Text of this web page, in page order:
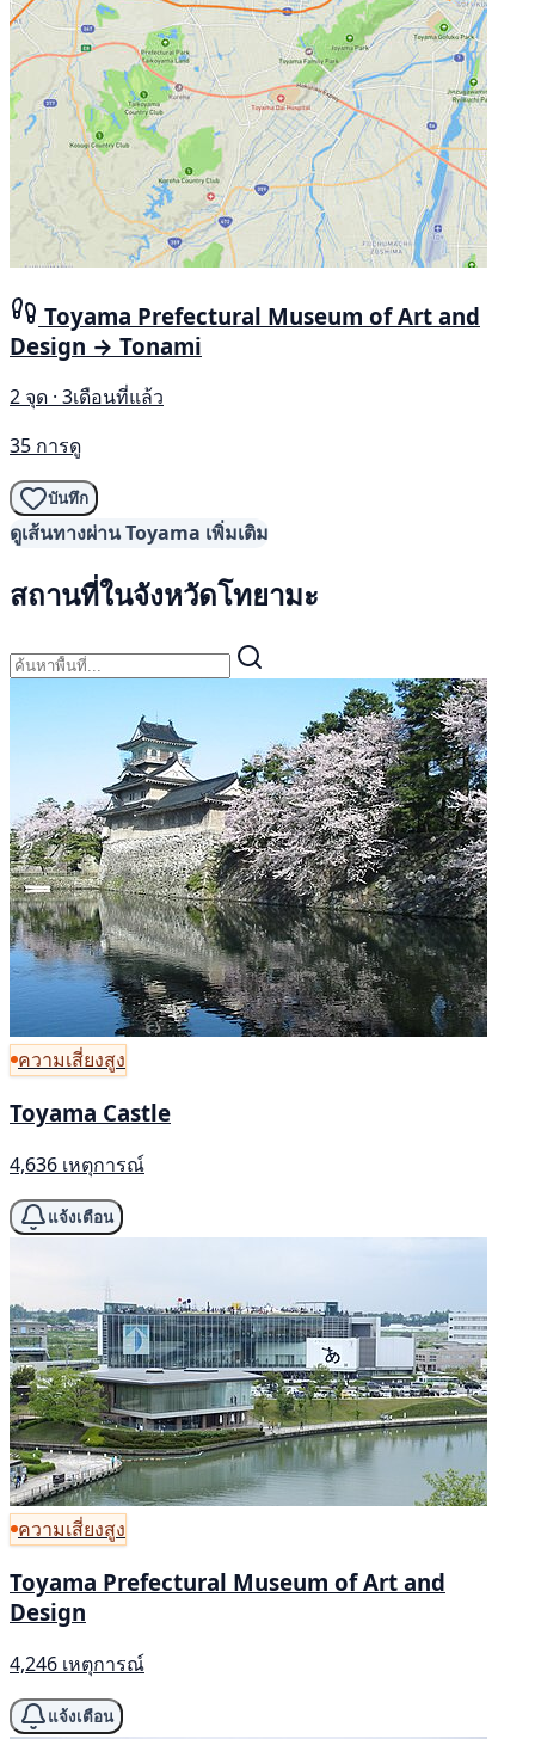
Toyama Prefectural Museum of Art and
Design → Tonami
2 จุด · 3เดือนที่แล้ว
35 การดู
บันทึก
ดูเส้นทางผ่าน Toyama เพิ่มเติม
สถานที่ในจังหวัดโทยามะ
ความเสี่ยงสูง
Toyama Castle
4,636 เหตุการณ์
แจ้งเตือน
ความเสี่ยงสูง
Toyama Prefectural Museum of Art and
Design
4,246 เหตุการณ์
แจ้งเตือน